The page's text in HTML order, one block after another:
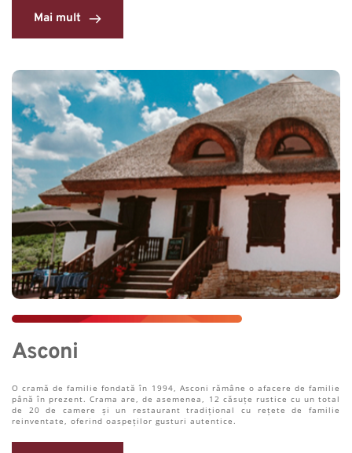
Mai mult
Asconi
O cramă de familie fondată în 1994, Asconi rămâne o afacere de familie
până în prezent. Crama are, de asemenea, 12 căsuțe rustice cu un total
de 20 de camere și un restaurant tradițional cu rețete de familie
reinventate, oferind oaspeților gusturi autentice.